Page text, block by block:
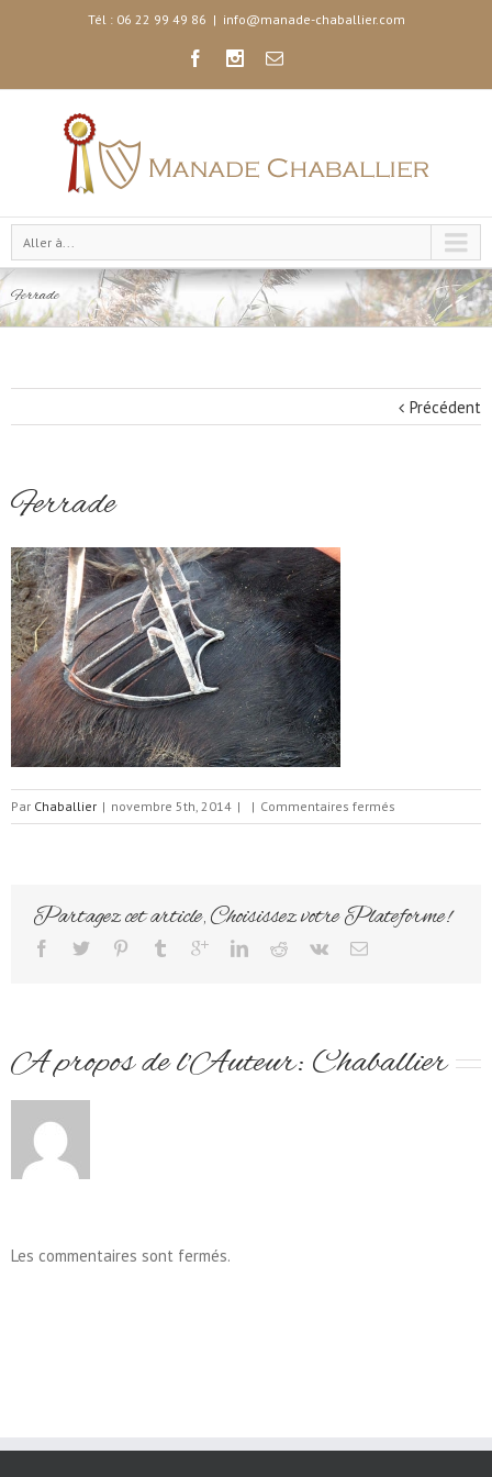
Tél : 06 22 99 49 86 | info@manade-chaballier.com
Aller à...
Ferrade
Précédent
Ferrade
Par Chaballier | novembre 5th, 2014 | | Commentaires fermés
Ferrade
Partagez cet article, Choisissez votre Plateforme!
A propos de l'Auteur: Chaballier
Les commentaires sont fermés.